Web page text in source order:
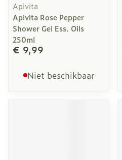
Apivita
Apivita Rose Pepper
Shower Gel Ess. Oils
250ml
€ 9,99
Niet beschikbaar